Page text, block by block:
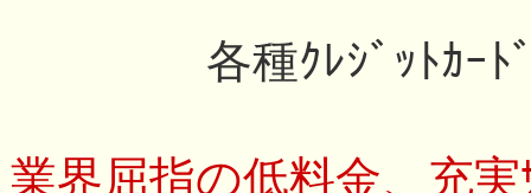
各種ｸﾚｼﾞｯﾄｶｰ
業界屈指の低料金、充